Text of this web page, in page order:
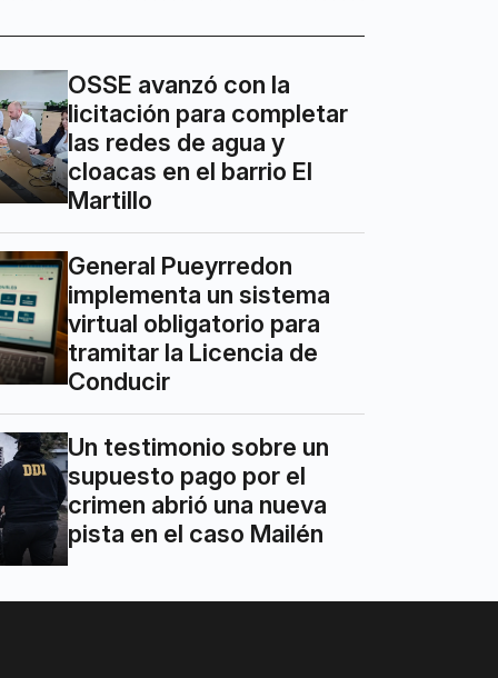
OSSE avanzó con la
licitación para completar
las redes de agua y
cloacas en el barrio El
Martillo
General Pueyrredon
implementa un sistema
virtual obligatorio para
tramitar la Licencia de
Conducir
Un testimonio sobre un
supuesto pago por el
crimen abrió una nueva
pista en el caso Mailén